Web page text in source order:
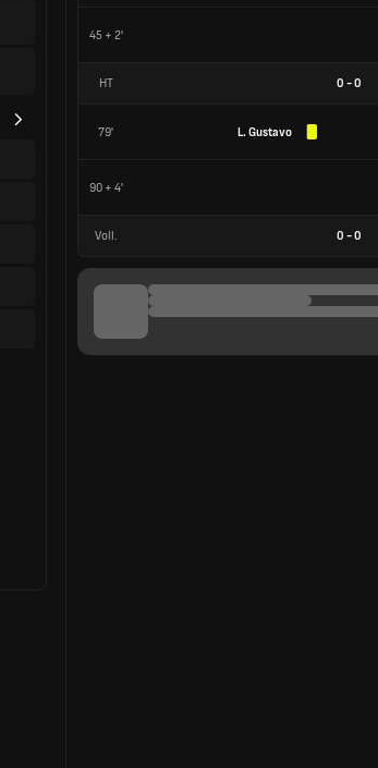
45 + 2'
HT 0 -0
79' L. Gustavo
90 + 4'
Voll. 0 -0